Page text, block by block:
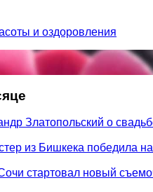
Златопольский о
из Бишкека победила
стартовал новый